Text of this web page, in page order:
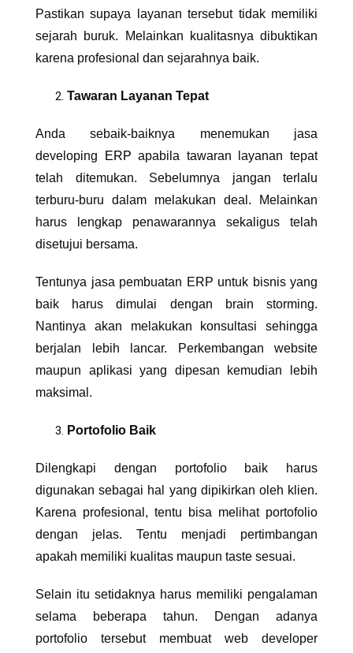
Pastikan supaya layanan tersebut tidak memiliki
sejarah buruk. Melainkan kualitasnya dibuktikan
karena profesional dan sejarahnya baik.
Tawaran Layanan Tepat
Anda sebaik-baiknya menemukan jasa
developing
ERP apabila tawaran layanan tepat
telah ditemukan. Sebelumnya jangan terlalu
terburu-buru dalam melakukan deal. Melainkan
harus lengkap penawarannya sekaligus telah
disetujui bersama.
Tentunya jasa pembuatan ERP untuk bisnis yang
baik harus dimulai dengan brain storming.
Nantinya akan melakukan konsultasi sehingga
berjalan lebih lancar. Perkembangan website
maupun aplikasi yang dipesan kemudian lebih
maksimal.
Portofolio Baik
Dilengkapi dengan portofolio baik harus
digunakan sebagai hal yang dipikirkan oleh klien.
Karena profesional, tentu bisa melihat portofolio
dengan jelas. Tentu menjadi pertimbangan
apakah memiliki kualitas maupun taste sesuai.
Selain itu setidaknya harus memiliki pengalaman
selama beberapa tahun. Dengan adanya
portofolio tersebut membuat web developer